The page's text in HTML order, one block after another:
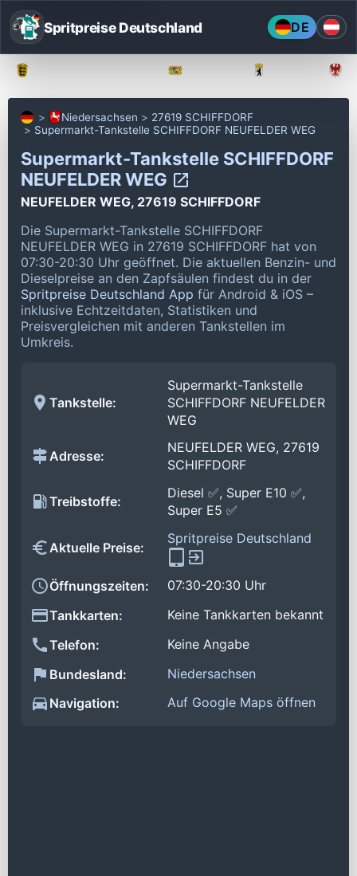
Spritpreise Deutschland DE
Niedersachsen
27619 SCHIFFDORF
Supermarkt-Tankstelle SCHIFFDORF NEUFELDER WEG
Supermarkt-Tankstelle SCHIFFDORF
NEUFELDER WEG
NEUFELDER WEG, 27619 SCHIFFDORF
Die Supermarkt-Tankstelle SCHIFFDORF
NEUFELDER WEG in 27619 SCHIFFDORF hat von
07:30-20:30 Uhr geöffnet. Die aktuellen Benzin- und
Dieselpreise an den Zapfsäulen findest du in der
Spritpreise Deutschland App für Android & iOS –
inklusive Echtzeitdaten, Statistiken und
Preisvergleichen mit anderen Tankstellen im
Umkreis.
Tankstelle:
Supermarkt-Tankstelle
SCHIFFDORF NEUFELDER
WEG
Adresse:
NEUFELDER WEG, 27619
SCHIFFDORF
Treibstoffe:
Diesel ✅, Super E10 ✅,
Super E5 ✅
Aktuelle Preise:
Spritpreise Deutschland
Öffnungszeiten:
07:30-20:30 Uhr
Tankkarten:
Keine Tankkarten bekannt
Telefon:
Keine Angabe
Bundesland:
Niedersachsen
Navigation:
Auf Google Maps öffnen